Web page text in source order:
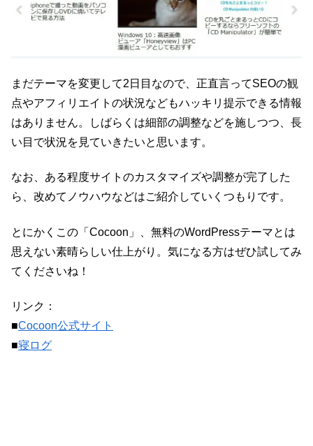
まだテーマを変更して2日目なので、正直言ってSEOの観
点やアフィリエイトの状況などもハッキリ提示できる情報
はありません。しばらくは細部の調整などを施しつつ、長
い目で状況を見ていきたいと思います。
なお、ある程度サイトのカスタマイズや調整が完了した
ら、改めてノウハウなどはご紹介していくつもりです。
とにかくこの「Cocoon」、無料のWordPressテーマとは
思えない素晴らしい仕上がり。気になる方はぜひ試してみ
てくださいね！
リンク：
■Cocoon公式サイト
■寝ログ